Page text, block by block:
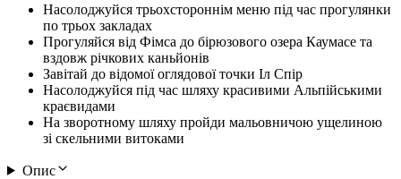
Насолоджуйся трьохстороннім меню під час прогулянки
по трьох закладах
Прогуляйся від Фімса до бірюзового озера Каумасе та
вздовж річкових каньйонів
Завітай до відомої оглядової точки Іл Спір
Насолоджуйся під час шляху красивими Альпійськими
краєвидами
На зворотному шляху пройди мальовничою ущелиною
зі скельними витоками
Опис